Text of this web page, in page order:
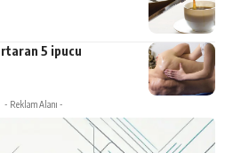
5 ipucu
- Reklam Alanı -